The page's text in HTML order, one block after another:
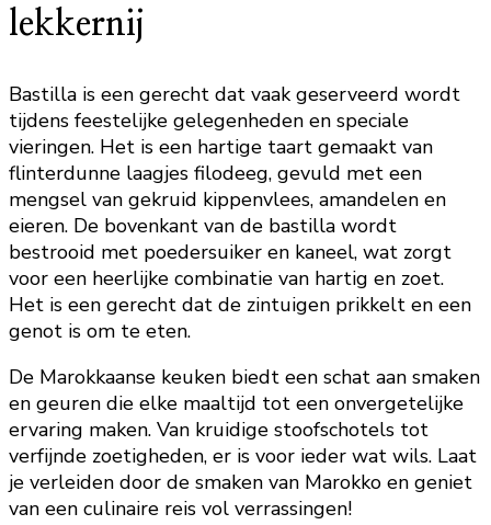
lekkernij
Bastilla is een gerecht dat vaak geserveerd wordt
tijdens feestelijke gelegenheden en speciale
vieringen. Het is een hartige taart gemaakt van
flinterdunne laagjes filodeeg, gevuld met een
mengsel van gekruid kippenvlees, amandelen en
eieren. De bovenkant van de bastilla wordt
bestrooid met poedersuiker en kaneel, wat zorgt
voor een heerlijke combinatie van hartig en zoet.
Het is een gerecht dat de zintuigen prikkelt en een
genot is om te eten.
De Marokkaanse keuken biedt een schat aan smaken
en geuren die elke maaltijd tot een onvergetelijke
ervaring maken. Van kruidige stoofschotels tot
verfijnde zoetigheden, er is voor ieder wat wils. Laat
je verleiden door de smaken van Marokko en geniet
van een culinaire reis vol verrassingen!